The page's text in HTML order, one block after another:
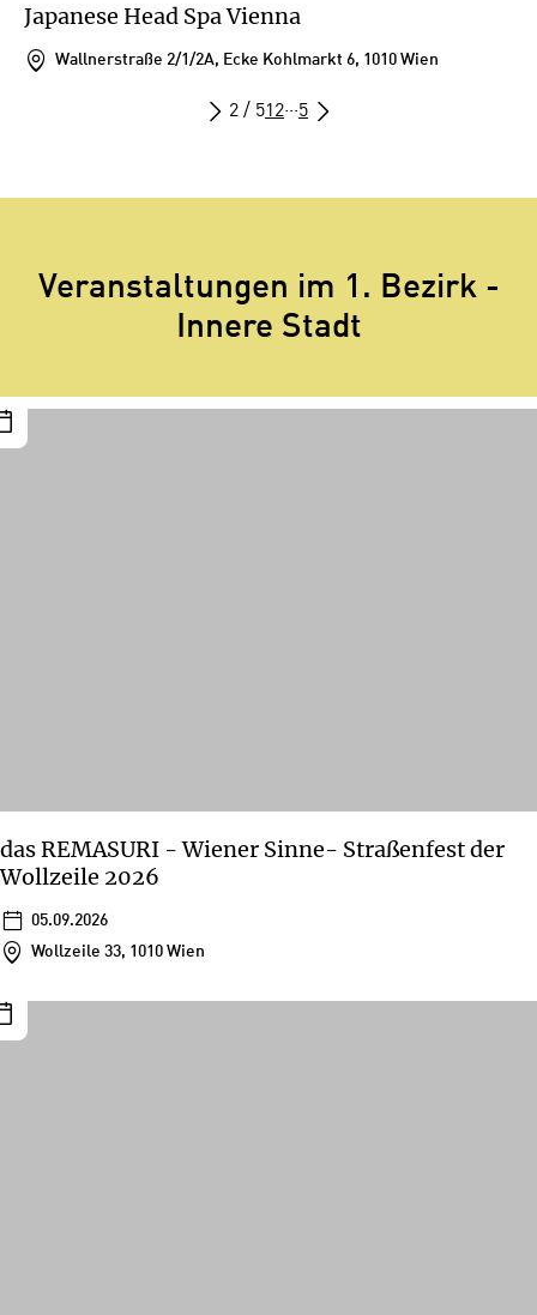
Japanese Head Spa Vienna
Wallnerstraße 2/1/2A, Ecke Kohlmarkt 6, 1010 Wien
2 / 51 2···5
Veranstaltungen im 1. Bezirk -
Innere Stadt
das REMASURI - Wiener Sinne- Straßenfest der
Wollzeile 2026
05.09.2026
Wollzeile 33, 1010 Wien